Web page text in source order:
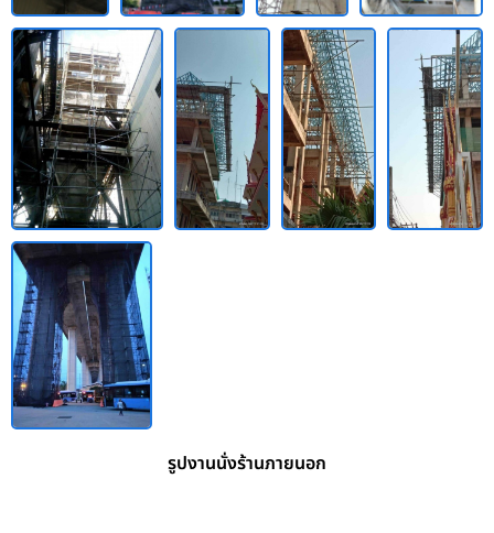
รูปงานนั่งร้านภายนอก